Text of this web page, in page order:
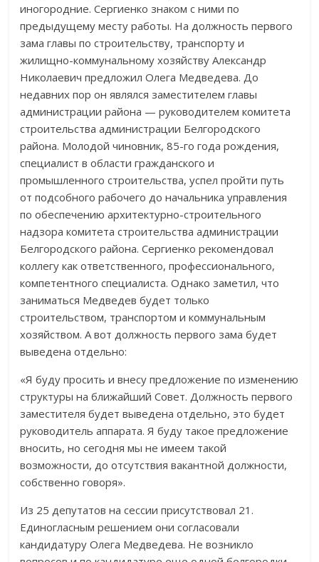
иногородние. Сергиенко знаком с ними по
предыдущему месту работы. На должность первого
зама главы по строительству, транспорту и
жилищно-коммунальному хозяйству Александр
Николаевич предложил Олега Медведева. До
недавних пор он являлся заместителем главы
администрации района — руководителем комитета
строительства администрации Белгородского
района. Молодой чиновник, 85-го года рождения,
специалист в области гражданского и
промышленного строительства, успел пройти путь
от подсобного рабочего до начальника управления
по обеспечению архитектурно-строительного
надзора комитета строительства администрации
Белгородского района. Сергиенко рекомендовал
коллегу как ответственного, профессионального,
компетентного специалиста. Однако заметил, что
заниматься Медведев будет только
строительством, транспортом и коммунальным
хозяйством. А вот должность первого зама будет
выведена отдельно:
«Я буду просить и внесу предложение по изменению
структуры на ближайший Совет. Должность первого
заместителя будет выведена отдельно, это будет
руководитель аппарата. Я буду такое предложение
вносить, но сегодня мы не имеем такой
возможности, до отсутствия вакантной должности,
собственно говоря».
Из 25 депутатов на сессии присутствовал 21.
Единогласным решением они согласовали
кандидатуру Олега Медведева. Не возникло